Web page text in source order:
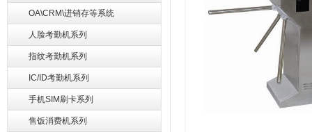
OA\CRM\进销存等系统
人脸考勤机系列
指纹考勤机系列
IC/ID考勤机系列
手机SIM刷卡系列
售饭消费机系列